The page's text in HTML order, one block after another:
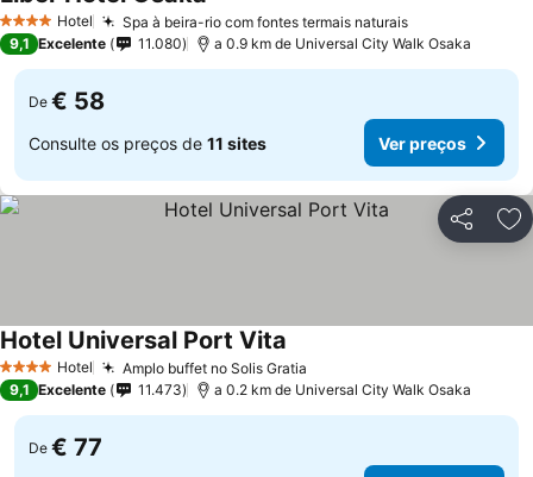
4 EstrelasHotel Spa à beira-rio com fontes termais naturais
9,1 Excelente 11.080 a 0.9 km de Universal City Walk Osaka
De € 58
Consulte os preços de 11 sites Ver preços
Partilhar
4 EstrelasHotel Amplo buffet no Solis Gratia
Hotel Universal Port Vita
9,1 Excelente 11.473 a 0.2 km de Universal City Walk Osaka
De € 77